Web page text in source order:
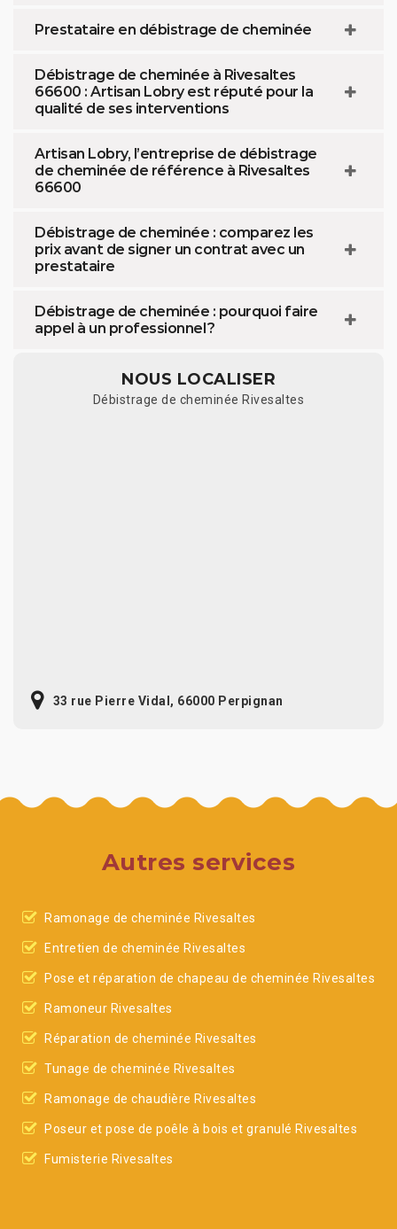
Prestataire en débistrage de cheminée
Débistrage de cheminée à Rivesaltes
66600 : Artisan Lobry est réputé pour la
qualité de ses interventions
Artisan Lobry, l’entreprise de débistrage
de cheminée de référence à Rivesaltes
66600
Débistrage de cheminée : comparez les
prix avant de signer un contrat avec un
prestataire
Débistrage de cheminée : pourquoi faire
appel à un professionnel ?
NOUS LOCALISER
Débistrage de cheminée Rivesaltes
33 rue Pierre Vidal, 66000 Perpignan
Autres services
Ramonage de cheminée Rivesaltes
Entretien de cheminée Rivesaltes
Pose et réparation de chapeau de cheminée Rivesaltes
Ramoneur Rivesaltes
Réparation de cheminée Rivesaltes
Tunage de cheminée Rivesaltes
Ramonage de chaudière Rivesaltes
Poseur et pose de poêle à bois et granulé Rivesaltes
Fumisterie Rivesaltes